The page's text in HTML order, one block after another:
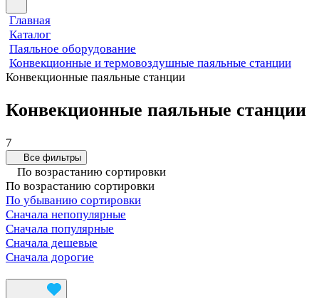
Главная
Каталог
Паяльное оборудование
Конвекционные и термовоздушные паяльные станции
Конвекционные паяльные станции
Конвекционные паяльные станции
7
Все фильтры
По возрастанию сортировки
По возрастанию сортировки
По убыванию сортировки
Сначала непопулярные
Сначала популярные
Сначала дешевые
Сначала дорогие